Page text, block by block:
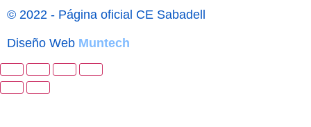
© 2022 - Página oficial CE Sabadell
Diseño Web Muntech